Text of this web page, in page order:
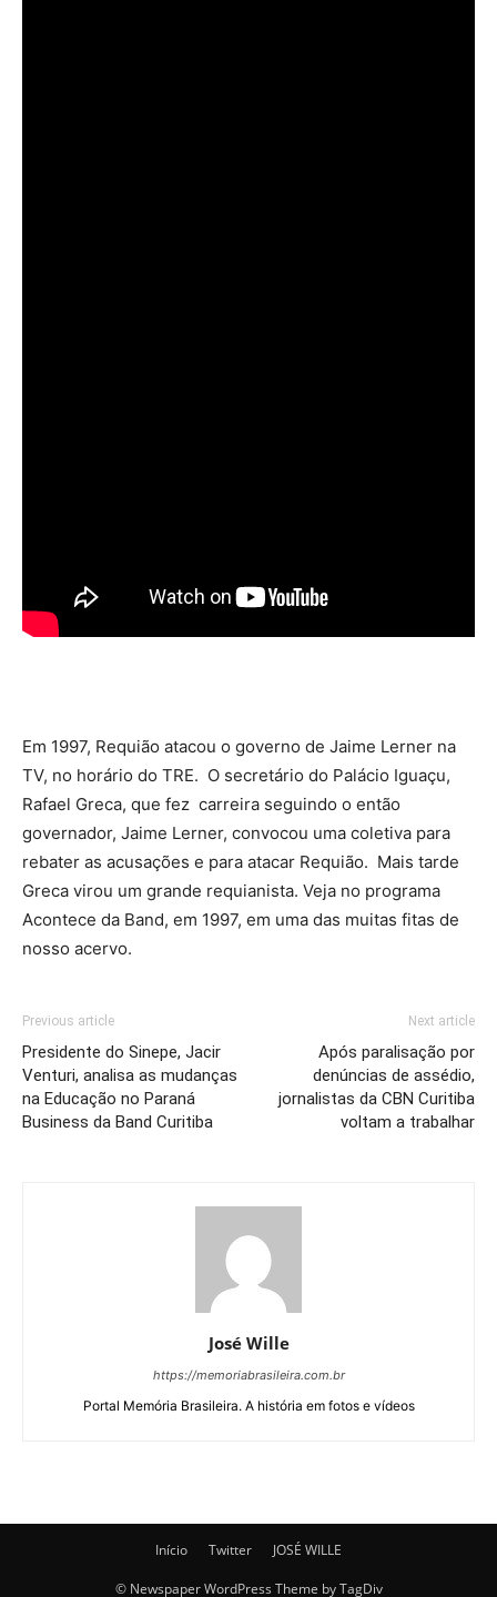
Em 1997, Requião atacou o governo de Jaime Lerner na
TV, no horário do TRE. O secretário do Palácio Iguaçu,
Rafael Greca, que fez carreira seguindo o então
governador, Jaime Lerner, convocou uma coletiva para
rebater as acusações e para atacar Requião. Mais tarde
Greca virou um grande requianista. Veja no programa
Acontece da Band, em 1997, em uma das muitas fitas de
nosso acervo.
Previous article
Presidente do Sinepe, Jacir
Venturi, analisa as mudanças
na Educação no Paraná
Business da Band Curitiba
Next article
Após paralisação por
denúncias de assédio,
jornalistas da CBN Curitiba
voltam a trabalhar
José Wille
https://memoriabrasileira.com.br
Portal Memória Brasileira. A história em fotos e vídeos
Início Twitter JOSÉ WILLE
© Newspaper WordPress Theme by TagDiv